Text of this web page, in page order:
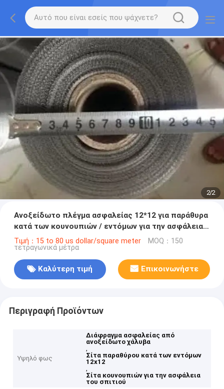
2/2
Ανοξείδωτο πλέγμα ασφαλείας 12*12 για παράθυρα
κατά των κουνουπιών / εντόμων για την ασφάλεια
του σπιτιού
Τιμή：15 to 80 us dollar/square meter MOQ：150
τετραγωνικά μέτρα
Καλύτερη τιμή Επικοινωνήστε
Περιγραφή Προϊόντων
Υψηλό φως
Διάφραγμα ασφαλείας από
ανοξείδωτο χάλυβα
,
Σίτα παραθύρου κατά των εντόμων
12x12
,
Σίτα κουνουπιών για την ασφάλεια
του σπιτιού